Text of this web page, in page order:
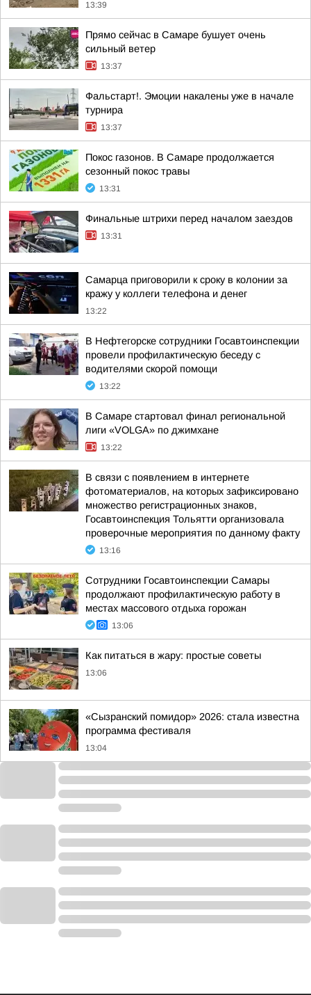
13:39
Прямо сейчас в Самаре бушует очень
сильный ветер
13:37
Фальстарт!. Эмоции накалены уже в начале
турнира
13:37
Покос газонов. В Самаре продолжается
сезонный покос травы
13:31
Финальные штрихи перед началом заездов
13:31
Самарца приговорили к сроку в колонии за
кражу у коллеги телефона и денег
13:22
В Нефтегорске сотрудники Госавтоинспекции
провели профилактическую беседу с
водителями скорой помощи
13:22
В Самаре стартовал финал региональной
лиги «VOLGA» по джимхане
13:22
В связи с появлением в интернете
фотоматериалов, на которых зафиксировано
множество регистрационных знаков,
Госавтоинспекция Тольятти организовала
проверочные мероприятия по данному факту
13:16
Сотрудники Госавтоинспекции Самары
продолжают профилактическую работу в
местах массового отдыха горожан
13:06
Как питаться в жару: простые советы
13:06
«Сызранский помидор» 2026: стала известна
программа фестиваля
13:04